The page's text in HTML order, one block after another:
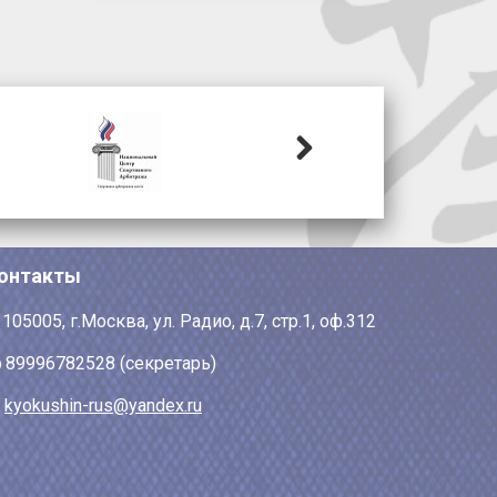
г.Москва, ул. Радио, д.7, стр.1, оф.312
89996782528 (секретарь)
kyokushin-rus@yandex.ru